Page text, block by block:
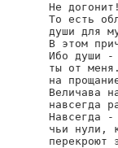
Не
То есть
души для
В этом
Ибо души -
ты от
на
Величава
навсегда
Навсегда
чьи нули,
перекроют